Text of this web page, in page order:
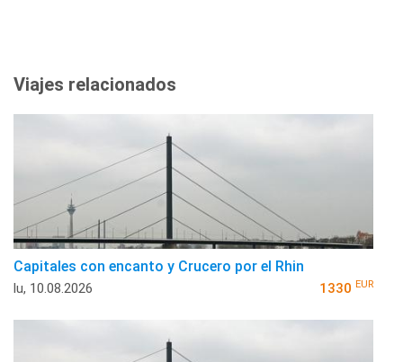
Viajes relacionados
Capitales con encanto y Crucero por el Rhin
lu, 10.08.2026 1330 EUR